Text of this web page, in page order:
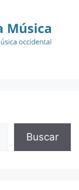
Buscar